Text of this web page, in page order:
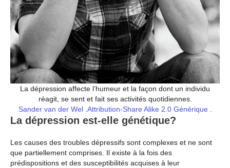
La dépression affecte l’humeur et la façon dont un individu
réagit, se sent et fait ses activités quotidiennes.
Sander van der Wel.Attribution-Share Alike 2.0 Générique.
La dépression est-elle génétique?
Les causes des troubles dépressifs sont complexes et ne sont
que partiellement comprises. Il existe à la fois des
prédispositions et des susceptibilités acquises à leur